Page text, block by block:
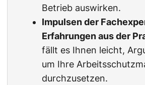
Betrieb auswirken.
Impulsen der
Erfahrungen aus der
fällt es Ihnen leicht,
um Ihre
durchzusetzen.